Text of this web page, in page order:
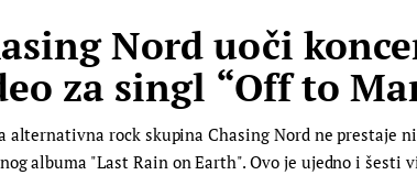
Nord uoči
za singl “Off to
alternativna rock skupina Chasing Nord ne prestaje
albuma "Last Rain on Earth". Ovo je ujedno i